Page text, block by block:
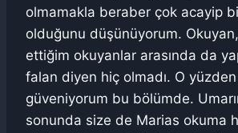
olmamakla beraber çok acayip
olduğunu düşünüyorum.
ettiğim okuyanlar arasında da
falan diyen hiç olmadı. O
güveniyorum bu bölümde.
sonunda size de Marias okuma